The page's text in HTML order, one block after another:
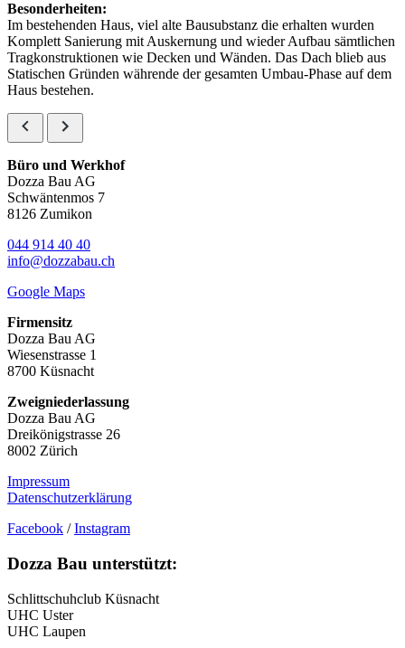
Besonderheiten:
Im bestehenden Haus, viel alte Bausubstanz die erhalten wurden
Komplett Sanierung mit Auskernung und wieder Aufbau sämtlichen
Tragkonstruktionen wie Decken und Wänden. Das Dach blieb aus
Statischen Gründen währende der gesamten Umbau-Phase auf dem
Haus bestehen.
Büro und Werkhof
Dozza Bau AG
Schwäntenmos 7
8126 Zumikon
044 914 40 40
info@dozzabau.ch
Google Maps
Firmensitz
Dozza Bau AG
Wiesenstrasse 1
8700 Küsnacht
Zweigniederlassung
Dozza Bau AG
Dreikönigstrasse 26
8002 Zürich
Impressum
Datenschutzerklärung
Facebook /Instagram
Dozza Bau unterstützt:
Schlittschuhclub Küsnacht
UHC Uster
UHC Laupen